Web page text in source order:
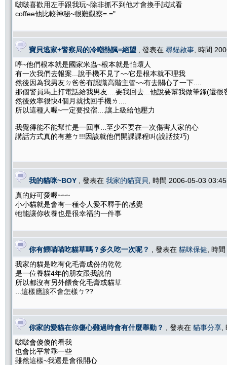
啵啵喜歡用左手跟我玩~除非抓不到他才會換手試試看
coffee他比較神秘~很難觀察=.="
寶貝逃家+警察局的冷嘲熱諷=絕望 , 發表在 尋貓啟事 , 時間
哼~他們根本就是國家米蟲~根本就是怕壞人
有一次我們去報案...說手機不見了~~它是根本就不理我
然後因為我男友ㄉ爸爸有認識高階主管~~有去關心了一下....
那個警員馬上打電話給我男友....要我回去...他說要幫我做筆錄(還很
然後效率很快4個月就找回手機ㄌ....
所以這種人喔~一定要投宿....讓上級給他壓力
我覺得能不能幫忙是一回事...至少不要在一次傷害人家的心
講話方式真的有差ㄅ!!!因該就他們開課課程叫(說話技巧)
我的貓咪~BOY , 發表在 我家的貓寶貝
, 時間 2006-05-03
真的好可愛喔~~~
小小貓就是會有一種令人愛不釋手的感覺
牠能讓你收養也是很幸福的一件事
你有餵喵喵吃貓草嗎？多久吃一次呢？ , 發表在 貓咪保健 , 時
我家的貓是吃有化毛膏成份的乾乾
是一位養貓4年的朋友跟我說的
所以都沒有另外餵食化毛膏或貓草
...這樣應該不會怎樣ㄅ??
你家的愛貓在你傷心難過時會有什麼舉動？ , 發表在 貓事分享
啵啵會傻傻的看我
也會比平常乖一些
雖然這樣~我還是會很開心